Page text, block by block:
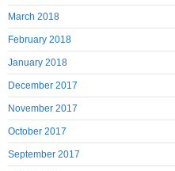
March 2018
February 2018
January 2018
December 2017
November 2017
October 2017
September 2017